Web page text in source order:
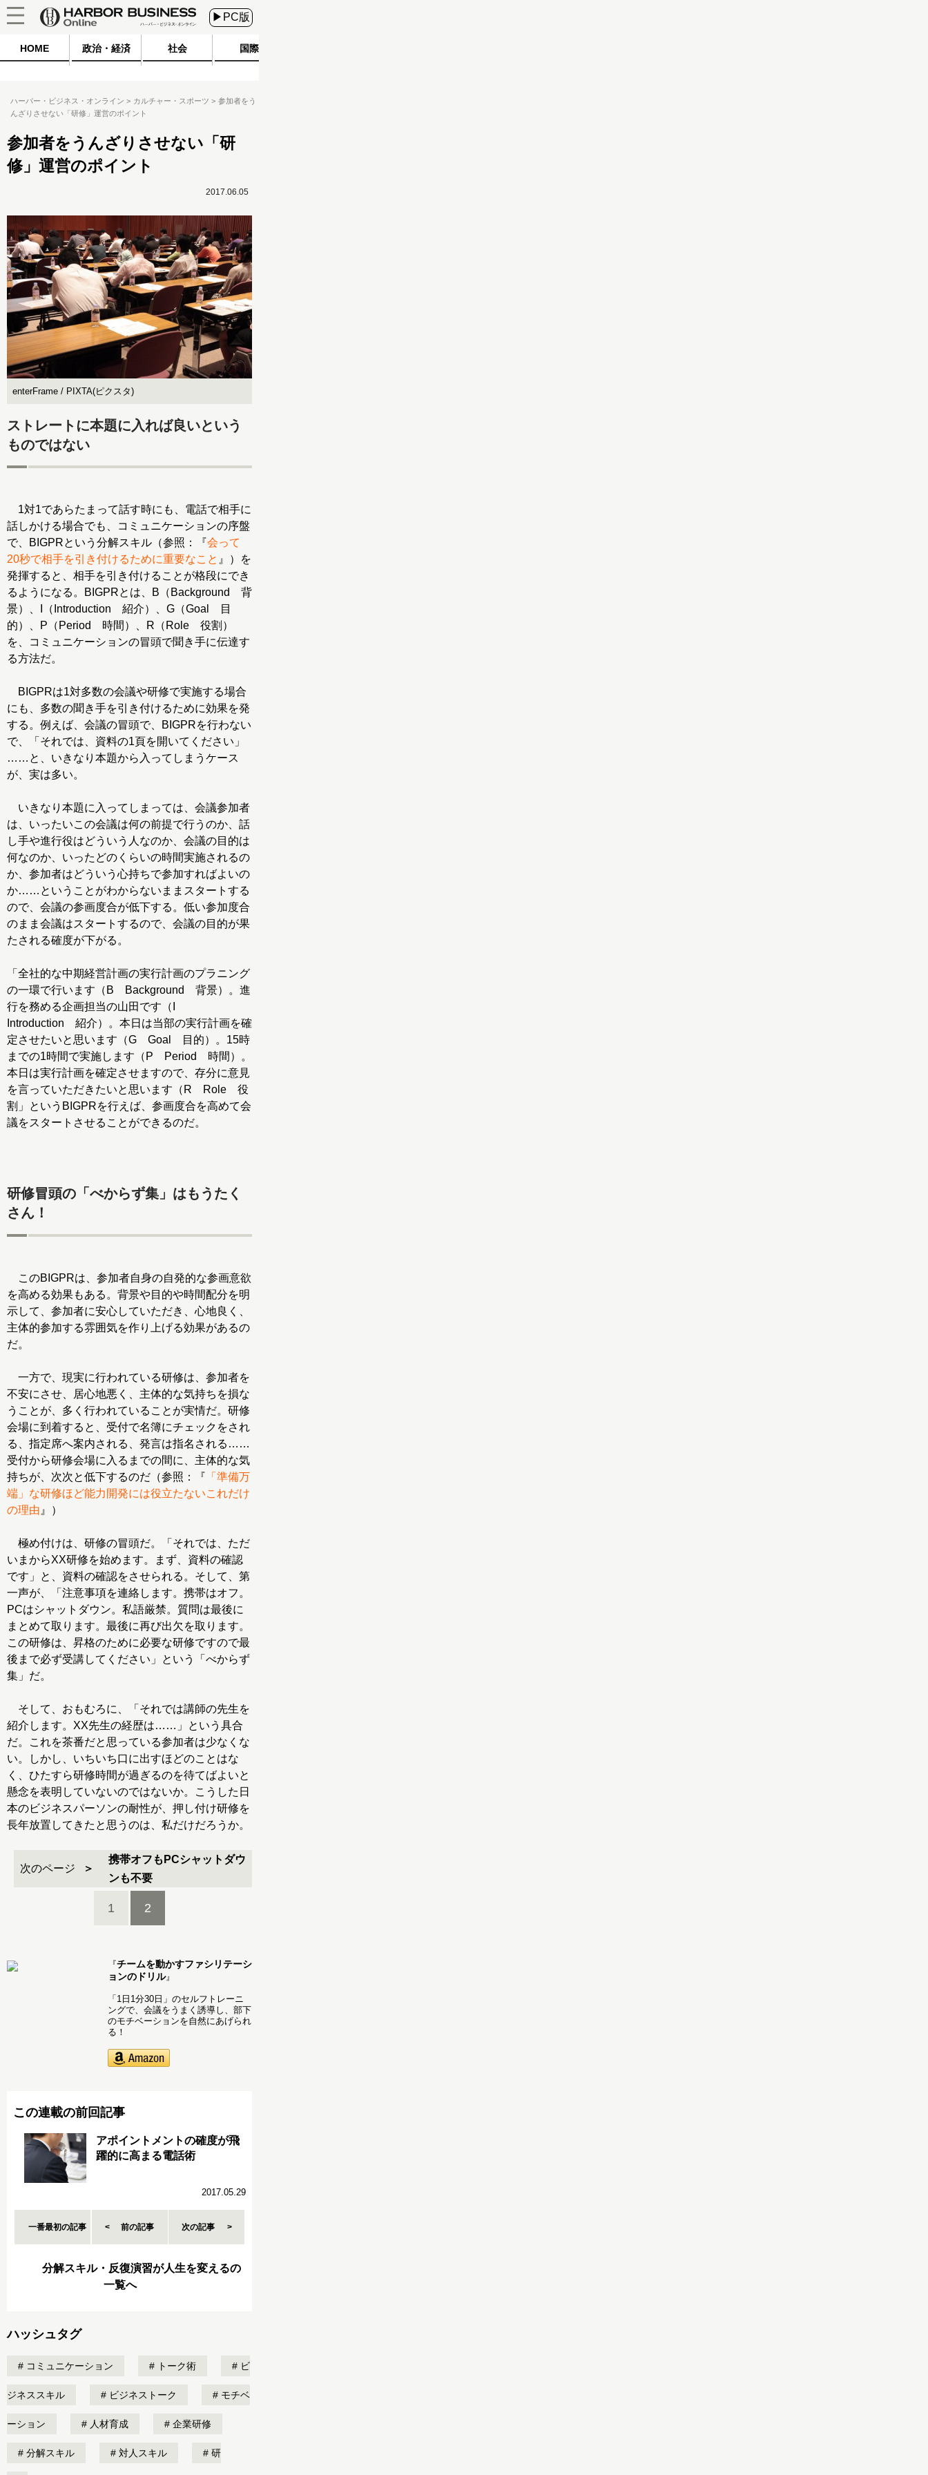
▶PC版
HOME 政治・経済 社会 国際
ハーバー・ビジネス・オンライン カルチャー・スポーツ
参加者をう
んざりさせない「研修」運営のポイント
参加者をうんざりさせない「研
修」運営のポイント
2017.06.05
enterFrame / PIXTA(ピクスタ)
ストレートに本題に入れば良いという
ものではない
1対1であらたまって話す時にも、電話で相手に
話しかける場合でも、コミュニケーションの序盤
で、BIGPRという分解スキル（参照：『会って
20秒で相手を引き付けるために重要なこと 』）を
発揮すると、相手を引き付けることが格段にでき
るようになる。BIGPRとは、B（Background 背
景）、I（Introduction 紹介）、G（Goal 目
的）、P（Period 時間）、R（Role 役割）
を、コミュニケーションの冒頭で聞き手に伝達す
る方法だ。
BIGPRは1対多数の会議や研修で実施する場合
にも、多数の聞き手を引き付けるために効果を発
する。例えば、会議の冒頭で、BIGPRを行わない
で、「それでは、資料の1頁を開いてください」
……と、いきなり本題から入ってしまうケース
が、実は多い。
いきなり本題に入ってしまっては、会議参加者
は、いったいこの会議は何の前提で行うのか、話
し手や進行役はどういう人なのか、会議の目的は
何なのか、いったどのくらいの時間実施されるの
か、参加者はどういう心持ちで参加すればよいの
か……ということがわからないままスタートする
ので、会議の参画度合が低下する。低い参加度合
のまま会議はスタートするので、会議の目的が果
たされる確度が下がる。
「全社的な中期経営計画の実行計画のプラニング
の一環で行います（B Background 背景）。進
行を務める企画担当の山田です（I
Introduction 紹介）。本日は当部の実行計画を確
定させたいと思います（G Goal 目的）。15時
までの1時間で実施します（P Period 時間）。
本日は実行計画を確定させますので、存分に意見
を言っていただきたいと思います（R Role 役
割」というBIGPRを行えば、参画度合を高めて会
議をスタートさせることができるのだ。
研修冒頭の「べからず集」はもうたく
さん！
このBIGPRは、参加者自身の自発的な参画意欲
を高める効果もある。背景や目的や時間配分を明
示して、参加者に安心していただき、心地良く、
主体的参加する雰囲気を作り上げる効果があるの
だ。
一方で、現実に行われている研修は、参加者を
不安にさせ、居心地悪く、主体的な気持ちを損な
うことが、多く行われていることが実情だ。研修
会場に到着すると、受付で名簿にチェックをされ
る、指定席へ案内される、発言は指名される……
受付から研修会場に入るまでの間に、主体的な気
持ちが、次次と低下するのだ（参照：『 「準備万
端」な研修ほど能力開発には役立たないこれだけ
の理由 』）
極め付けは、研修の冒頭だ。「それでは、ただ
いまからXX研修を始めます。まず、資料の確認
です」と、資料の確認をさせられる。そして、第
一声が、「注意事項を連絡します。携帯はオフ。
PCはシャットダウン。私語厳禁。質問は最後に
まとめて取ります。最後に再び出欠を取ります。
この研修は、昇格のために必要な研修ですので最
後まで必ず受講してください」という「べからず
集」だ。
そして、おもむろに、「それでは講師の先生を
紹介します。XX先生の経歴は……」という具合
だ。これを茶番だと思っている参加者は少なくな
い。しかし、いちいち口に出すほどのことはな
く、ひたすら研修時間が過ぎるのを待てばよいと
懸念を表明していないのではないか。こうした日
本のビジネスパーソンの耐性が、押し付け研修を
長年放置してきたと思うのは、私だけだろうか。
次のページ
携帯オフもPCシャットダウ
ンも不要
1 2
『チームを動かすファシリテーシ
ョンのドリル』
「1日1分30日」のセルフトレーニ
ングで、会議をうまく誘導し、部下
のモチベーションを自然にあげられ
る！
この連載の前回記事
アポイントメントの確度が飛
躍的に高まる電話術
2017.05.29
一番最初の記事 前の記事 次の記事
分解スキル・反復演習が人生を変えるの
一覧へ
ハッシュタグ
コミュニケーション トーク術 ビ
ジネススキル ビジネストーク モチベ
ーション 人材育成 企業研修
分解スキル 対人スキル 研